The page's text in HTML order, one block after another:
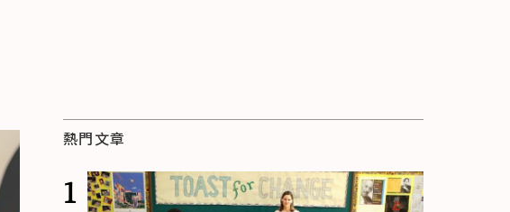
熱門文章
1